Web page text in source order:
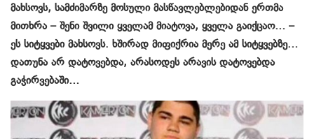
მახსოვს, სამძიმარზე მოსული მასწავლებლებიდან ერთმა
მითხრა – შენი შვილი ყველამ მიატოვა, ყველა გაიქცაო… –
ეს სიტყვები მახსოვს. ხშირად მიფიქრია მერე ამ სიტყვებზე…
დათუნა არ დატოვებდა, არასოდეს არავის დატოვებდა
გაჭირვებაში…